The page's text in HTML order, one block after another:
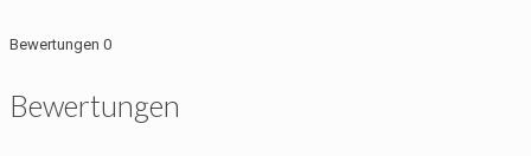
Bewertungen 0
Bewertungen